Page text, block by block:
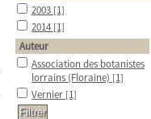
2003 [1]
2014 [1]
Auteur
Association des botanistes
lorrains (Floraine) [1]
Vernier [1]